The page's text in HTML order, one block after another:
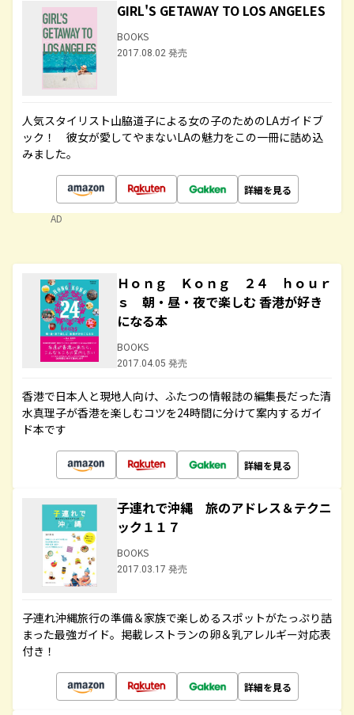
GIRL'S GETAWAY TO LOS ANGELES
BOOKS
2017.08.02 発売
人気スタイリスト山脇道子による女の子のためのLAガイドブ
ック！ 彼女が愛してやまないLAの魅力をこの一冊に詰め込
みました。
詳細を見る
AD
Ｈｏｎｇ Ｋｏｎｇ ２４ ｈｏｕｒ
ｓ 朝・昼・夜で楽しむ 香港が好き
になる本
BOOKS
2017.04.05 発売
香港で日本人と現地人向け、ふたつの情報誌の編集長だった清
水真理子が香港を楽しむコツを24時間に分けて案内するガイ
ド本です
詳細を見る
子連れで沖縄 旅のアドレス＆テクニ
ック１１７
BOOKS
2017.03.17 発売
子連れ沖縄旅行の準備＆家族で楽しめるスポットがたっぷり詰
まった最強ガイド。掲載レストランの卵＆乳アレルギー対応表
付き！
詳細を見る